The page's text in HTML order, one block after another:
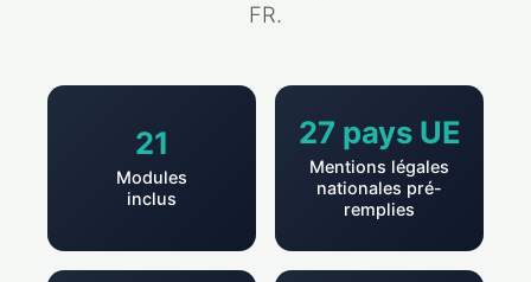
FR.
21
Modules
inclus
27 pays UE
Mentions légales
nationales pré-
remplies